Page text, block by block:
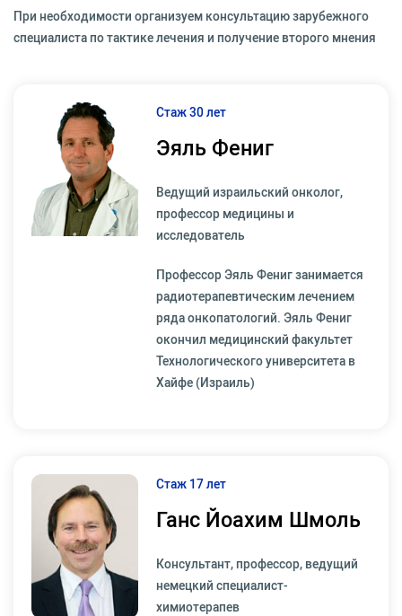
При необходимости организуем консультацию зарубежного
специалиста по тактике лечения и получение второго мнения
Стаж 30 лет
Эяль Фениг
Ведущий израильский онколог,
профессор медицины и
исследователь
Профессор Эяль Фениг занимается
радиотерапевтическим лечением
ряда онкопатологий. Эяль Фениг
окончил медицинский факультет
Технологического университета в
Хайфе (Израиль)
Стаж 17 лет
Ганс Йоахим Шмоль
Консультант, профессор, ведущий
немецкий специалист-
химиотерапев